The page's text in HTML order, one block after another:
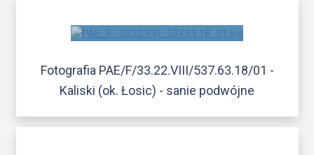
Fotografia PAE/F/33.22.VIII/537.63.18/01 -
Kaliski (ok. Łosic) - sanie podwójne